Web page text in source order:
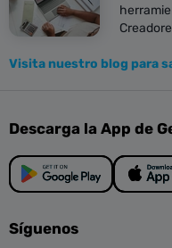
Visita nuestro blog para
Descarga la App de
Síguenos